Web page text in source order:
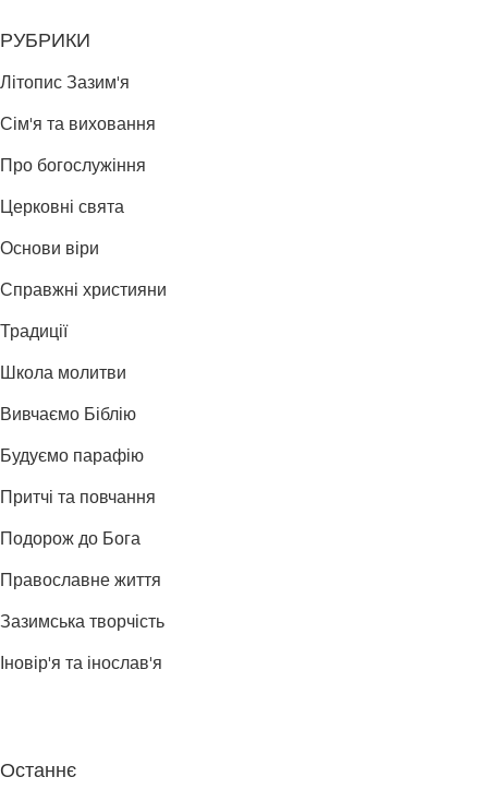
РУБРИКИ
Літопис Зазим'я
Сім'я та виховання
Про богослужіння
Церковні свята
Основи віри
Справжні християни
Традиції
Школа молитви
Вивчаємо Біблію
Будуємо парафію
Притчі та повчання
Подорож до Бога
Православне життя
Зазимська творчість
Іновір'я та інослав'я
Останнє